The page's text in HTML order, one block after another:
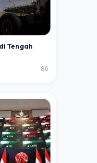
Tengah
86